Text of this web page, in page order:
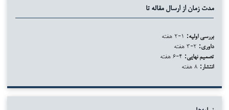
مدت زمان از ارسال مقاله تا
بررسی اولیه:
داوری:
تصمیم نهایی:
انتشار: